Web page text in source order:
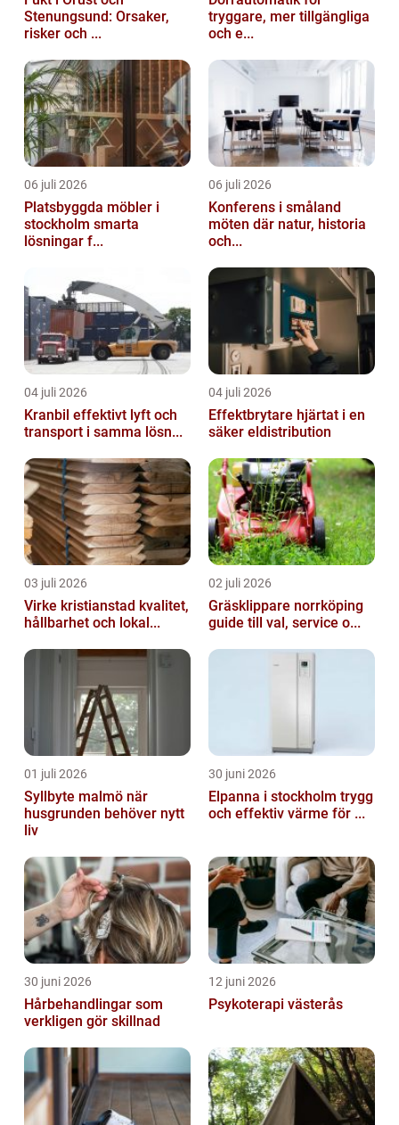
Stenungsund: Orsaker,
risker och ...
tryggare, mer tillgängliga
och e...
06 juli 2026
Platsbyggda möbler i
stockholm smarta
lösningar f...
06 juli 2026
Konferens i småland
möten där natur, historia
och...
04 juli 2026
Kranbil effektivt lyft och
transport i samma lösn...
04 juli 2026
Effektbrytare hjärtat i en
säker eldistribution
03 juli 2026
Virke kristianstad kvalitet,
hållbarhet och lokal...
02 juli 2026
Gräsklippare norrköping
guide till val, service o...
01 juli 2026
Syllbyte malmö när
husgrunden behöver nytt
liv
30 juni 2026
Elpanna i stockholm trygg
och effektiv värme för ...
30 juni 2026
Hårbehandlingar som
verkligen gör skillnad
12 juni 2026
Psykoterapi västerås